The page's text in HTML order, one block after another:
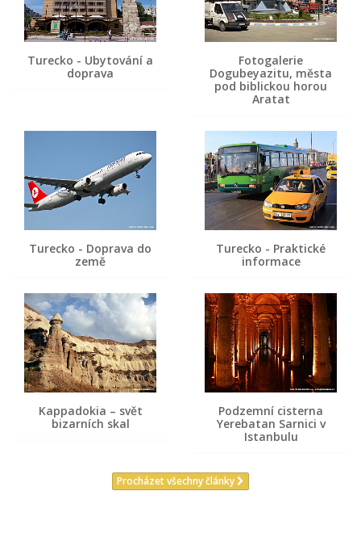
Turecko - Ubytování a
doprava
Fotogalerie
Dogubeyazitu, města
pod biblickou horou
Aratat
Turecko - Doprava do
země
Turecko - Praktické
informace
Kappadokia – svět
bizarních skal
Podzemní cisterna
Yerebatan Sarnici v
Istanbulu
Procházet všechny články